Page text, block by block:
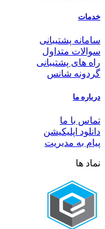
خدمات
سامانه پشتیبانی
سوالات متداول
راه های پشتیبانی
گردونه شانس
درباره ما
تماس با ما
دانلود اپلیکیشن
پیام به مدیریت
نماد ها